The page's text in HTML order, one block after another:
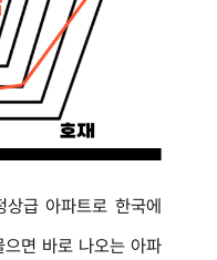
급 아파트로 한국에
면 바로 나오는 아파